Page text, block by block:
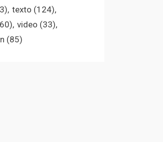
texto (124)
video (33)
(85)